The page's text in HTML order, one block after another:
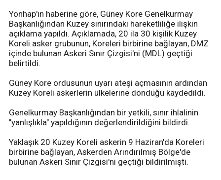
Yonhap'ın haberine göre, Güney Kore Genelkurmay
Başkanlığından Kuzey sınırındaki hareketliliğe ilişkin
açıklama yapıldı. Açıklamada, 20 ila 30 kişilik Kuzey
Koreli asker grubunun, Koreleri birbirine bağlayan, DMZ
içinde bulunan Askeri Sınır Çizgisi'ni (MDL) geçtiği
belirtildi.
Güney Kore ordusunun uyarı ateşi açmasının ardından
Kuzey Koreli askerlerin ülkelerine döndüğü kaydedildi.
Genelkurmay Başkanlığından bir yetkili, sınır ihlalinin
"yanlışlıkla" yapıldığının değerlendirildiğini bildirdi.
Yaklaşık 20 Kuzey Koreli askerin 9 Haziran'da Koreleri
birbirine bağlayan, Askerden Arındırılmış Bölge'de
bulunan Askeri Sınır Çizgisi'ni geçtiği bildirilmişti.